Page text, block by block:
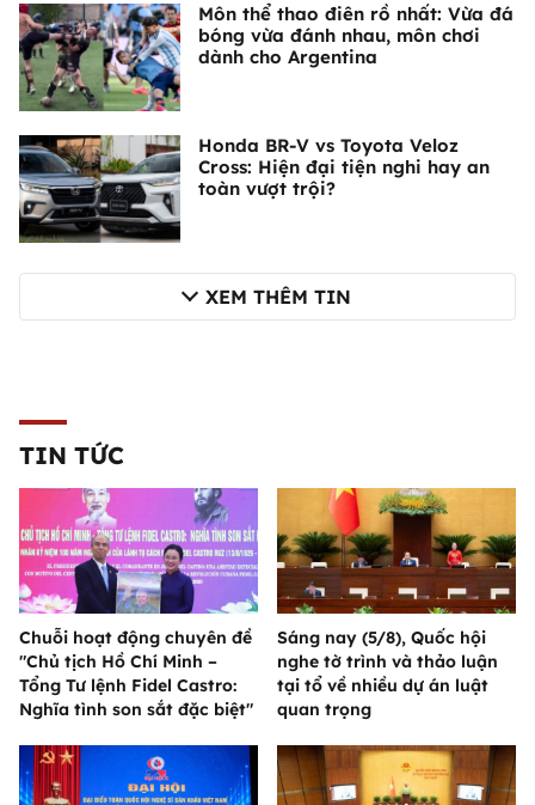
Môn thể thao điên rồ nhất: Vừa đá
bóng vừa đánh nhau, môn chơi
dành cho Argentina
Honda BR-V vs Toyota Veloz
Cross: Hiện đại tiện nghi hay an
toàn vượt trội?
XEM THÊM TIN
TIN TỨC
Chuỗi hoạt động chuyên đề
"Chủ tịch Hồ Chí Minh –
Tổng Tư lệnh Fidel Castro:
Nghĩa tình son sắt đặc biệt"
Sáng nay (5/8), Quốc hội
nghe tờ trình và thảo luận
tại tổ về nhiều dự án luật
quan trọng